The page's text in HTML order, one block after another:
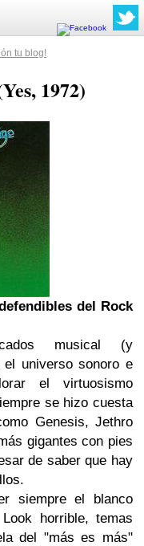
tu blog!
1972)
del Rock
musical (y
el universo sonoro e
el virtuosismo
se hizo cuesta
Genesis, Jethro
gigantes con pies
de saber que hay
siempre el blanco
horrible, temas
del "más es más"